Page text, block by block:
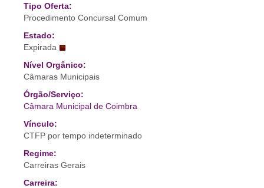
Tipo Oferta:
Procedimento Concursal Comum
Estado:
Expirada
Nível Orgânico:
Câmaras Municipais
Órgão/Serviço:
Câmara Municipal de Coimbra
Vínculo:
CTFP por tempo indeterminado
Regime:
Carreiras Gerais
Carreira: